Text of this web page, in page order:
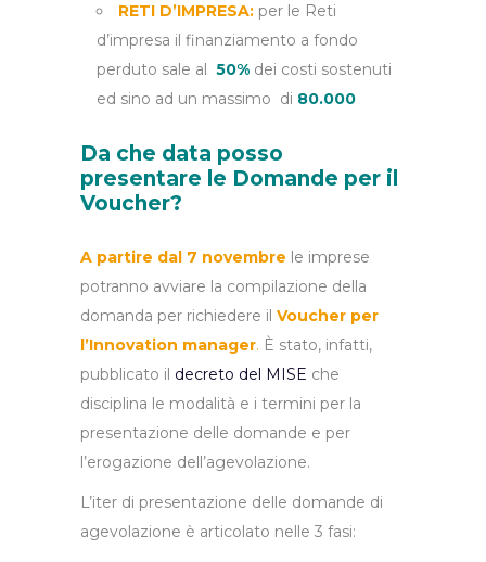
RETI D’IMPRESA: per le Reti
d’impresa il finanziamento a fondo
perduto sale al 50% dei costi sostenuti
ed sino ad un massimo di 80.000
Da che data posso
presentare le Domande per il
Voucher?
A partire dal 7 novembre le imprese
potranno avviare la compilazione della
domanda per richiedere il Voucher per
l’Innovation manager. È stato, infatti,
pubblicato il decreto del MISE che
disciplina le modalità e i termini per la
presentazione delle domande e per
l’erogazione dell’agevolazione.
L’iter di presentazione delle domande di
agevolazione è articolato nelle 3 fasi: